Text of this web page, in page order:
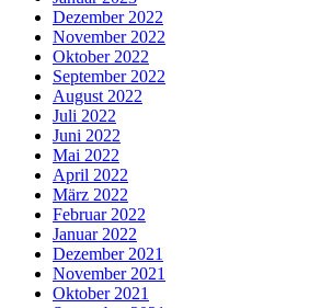
Dezember 2022
November 2022
Oktober 2022
September 2022
August 2022
Juli 2022
Juni 2022
Mai 2022
April 2022
März 2022
Februar 2022
Januar 2022
Dezember 2021
November 2021
Oktober 2021